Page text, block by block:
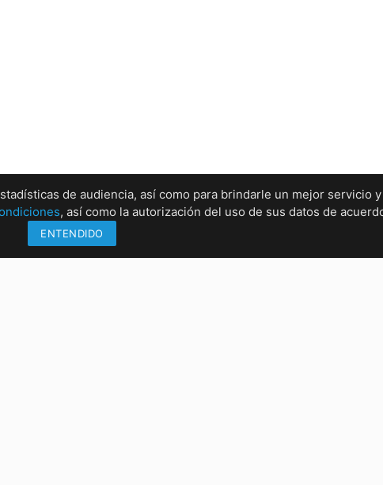
de audiencia, así como para brindarle un mejor servicio
, así como la autorización del uso de sus datos de
ENTENDIDO